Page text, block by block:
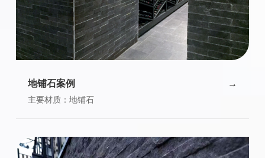
地铺石案例
主要材质：地铺石